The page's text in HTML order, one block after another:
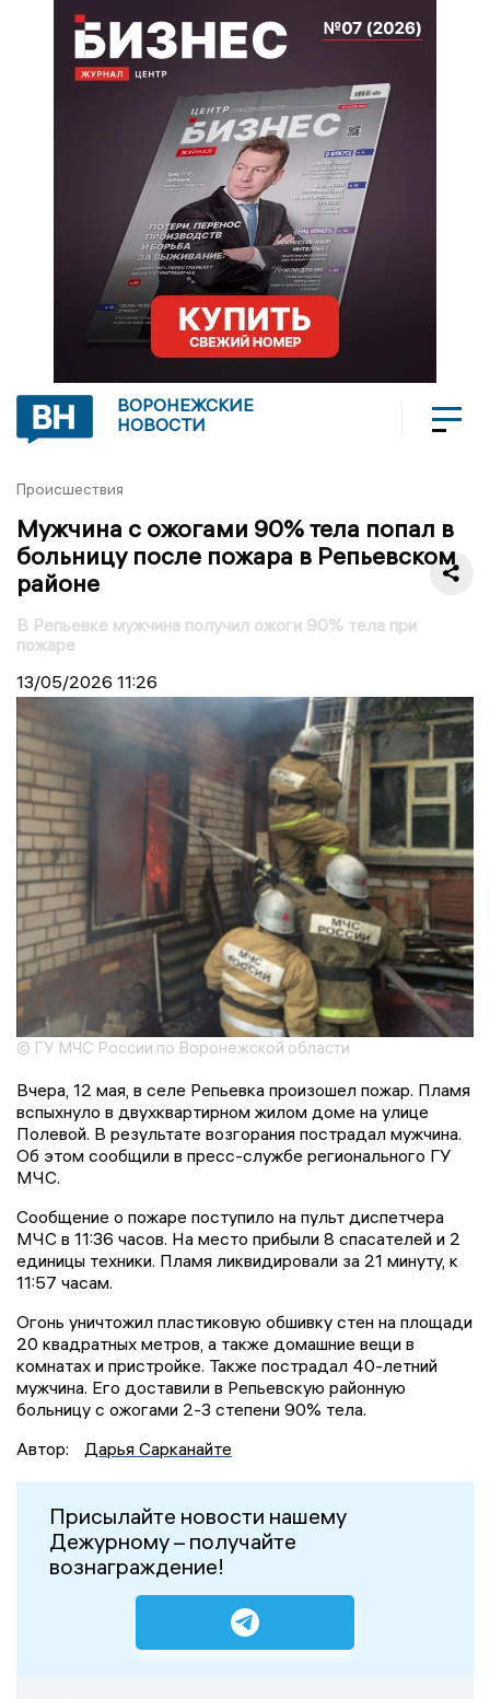
ВОРОНЕЖСКИЕ
НОВОСТИ
Происшествия
Мужчина с ожогами 90% тела попал в
больницу после пожара в Репьевском
районе
В Репьевке мужчина получил ожоги 90% тела при
пожаре
13/05/2026 11:26
© ГУ МЧС России по Воронежской области
Вчера, 12 мая, в селе Репьевка произошел пожар. Пламя
вспыхнуло в двухквартирном жилом доме на улице
Полевой. В результате возгорания пострадал мужчина.
Об этом сообщили в пресс-службе регионального ГУ
МЧС.
Сообщение о пожаре поступило на пульт диспетчера
МЧС в 11:36 часов. На место прибыли 8 спасателей и 2
единицы техники. Пламя ликвидировали за 21 минуту, к
11:57 часам.
Огонь уничтожил пластиковую обшивку стен на площади
20 квадратных метров, а также домашние вещи в
комнатах и пристройке. Также пострадал 40-летний
мужчина. Его доставили в Репьевскую районную
больницу с ожогами 2-3 степени 90% тела.
Автор:
Дарья Сарканайте
Присылайте новости нашему
Дежурному – получайте
вознаграждение!